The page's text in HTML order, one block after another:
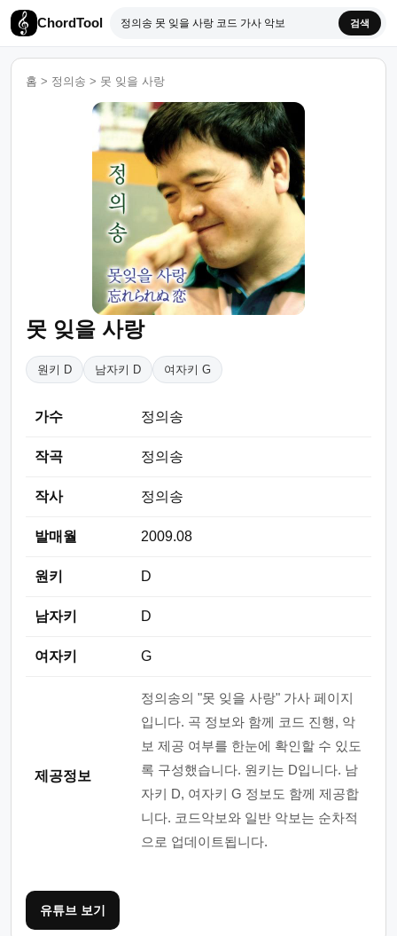
ChordTool 검색
홈 > 정의송 > 못 잊을 사랑
못 잊을 사랑
원키 D 남자키 D 여자키 G
가수 정의송
작곡 정의송
작사 정의송
발매월 2009.08
원키 D
남자키 D
여자키 G
제공정보
정의송의 "못 잊을 사랑" 가사 페이지
입니다. 곡 정보와 함께 코드 진행, 악
보 제공 여부를 한눈에 확인할 수 있도
록 구성했습니다. 원키는 D입니다. 남
자키 D, 여자키 G 정보도 함께 제공합
니다. 코드악보와 일반 악보는 순차적
으로 업데이트됩니다.
유튜브 보기